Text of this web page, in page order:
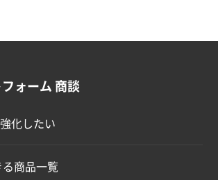
ォーム 商談
化したい
商品一覧